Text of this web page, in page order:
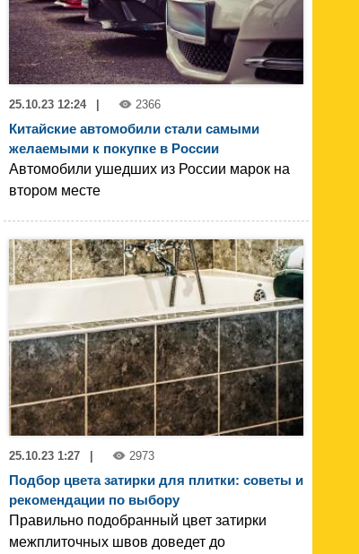
25.10.23 12:24 2366
Китайские автомобили стали самыми
желаемыми к покупке в России
Автомобили ушедших из России марок на
втором месте
25.10.23 1:27 | 2973
Подбор цвета затирки для плитки: советы и
рекомендации по выбору
Правильно подобранный цвет затирки
межплиточных швов доведет до